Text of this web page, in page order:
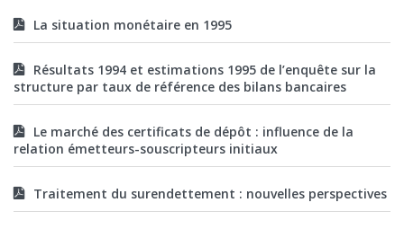
La situation monétaire en 1995
Résultats 1994 et estimations 1995 de l’enquête sur la
structure par taux de référence des bilans bancaires
Le marché des certificats de dépôt : influence de la
relation émetteurs-souscripteurs initiaux
Traitement du surendettement : nouvelles perspectives